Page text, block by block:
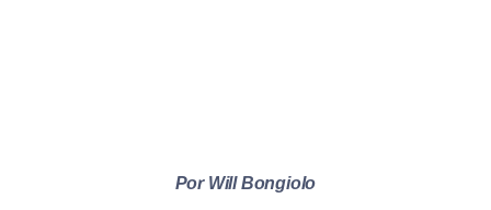
Por Will Bongiolo